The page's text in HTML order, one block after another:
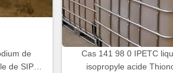
de
de SIPX
Cas 141 98 0 IPETC
isopropyle acide